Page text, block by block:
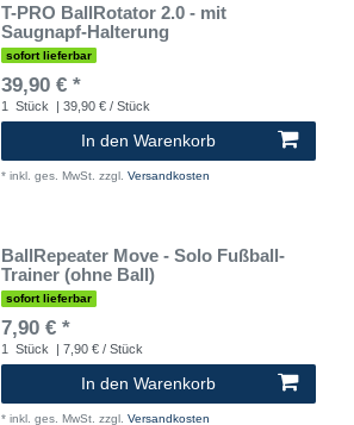
T-PRO BallRotator 2.0 - mit
Saugnapf-Halterung
sofort lieferbar
39,90 € *
1 Stück | 39,90 € / Stück
In den Warenkorb
* inkl. ges. MwSt. zzgl. Versandkosten
BallRepeater Move - Solo Fußball-
Trainer (ohne Ball)
sofort lieferbar
7,90 € *
1 Stück | 7,90 € / Stück
In den Warenkorb
* inkl. ges. MwSt. zzgl. Versandkosten